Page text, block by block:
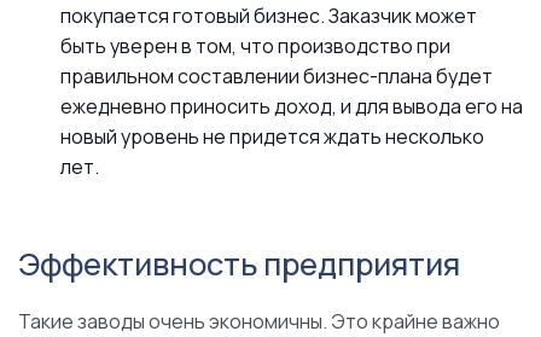
покупается готовый бизнес. Заказчик может
быть уверен в том, что производство при
правильном составлении бизнес-плана будет
ежедневно приносить доход, и для вывода его на
новый уровень не придется ждать несколько
лет.
Эффективность предприятия
Такие заводы очень экономичны. Это крайне важно